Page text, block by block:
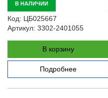
В НАЛИЧИИ
Код: ЦБ025667
Артикул: 3302-2401055
В корзину
Подробнее